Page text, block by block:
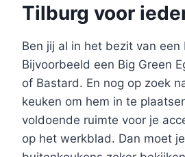
Tilburg voor
Ben jij al in het bezit van een
Bijvoorbeeld een Big Green
of Bastard. En nog op zoek
keuken om hem in te
voldoende ruimte voor je
op het werkblad. Dan moet